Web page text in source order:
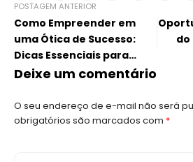
POSTAGEM ANTERIOR
Como Empreender em
uma Ótica de Sucesso:
Dicas Essenciais para
Abrir Seu Negócio
do
Deixe um comentário
O seu endereço de e-mail não será
obrigatórios são marcados com *